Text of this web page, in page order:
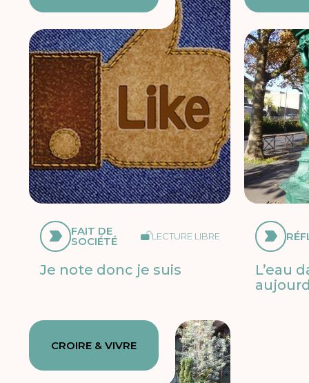
FAIT DE
SOCIÉTÉ LECTURE LIBRE
Je note donc je suis
L’eau
CROIRE & VIVRE